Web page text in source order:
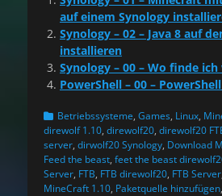
auf einem Synology
Synology – 02 – Java 8 auf
installieren
Synology – 00 – Wo finde ich
PowerShell – 00 –
Kategorien
Betriebssysteme, Games, Linux,
direwolf 1.10, direwolf20, direwolf20
server, dirwolf20 Synology, Download
Feed the beast, feet the beast
Server, FTB, FTB direwolf20, FTB Server
MineCraft 1.10, Paketquelle hinzufügen,